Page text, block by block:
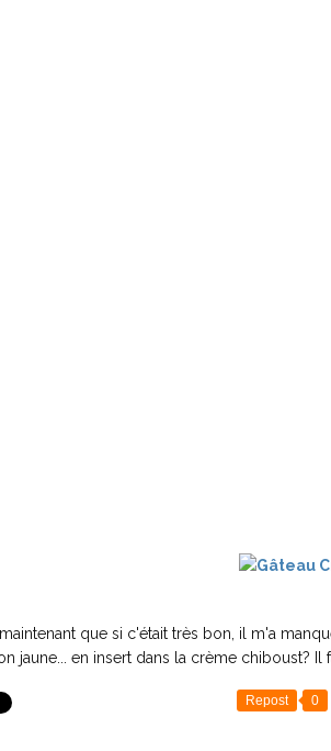
que si c'était très bon, il m'a
jaune... en insert dans la crème chiboust? Il
Repost 0